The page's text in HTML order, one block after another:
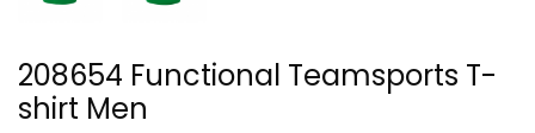
208654 Functional Teamsports T-
shirt Men